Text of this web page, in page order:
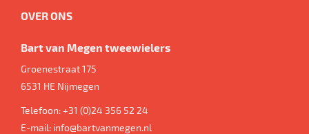
OVER ONS
Bart van Megen tweewielers
Groenestraat 175
6531 HE Nijmegen
Telefoon:+31 (0)24 356 52 24
E-mail: info@bartvanmegen.nl